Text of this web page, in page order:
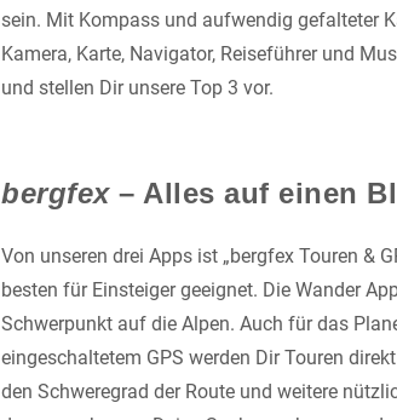
sein. Mit Kompass und aufwendig gefalteter
Kamera, Karte, Navigator, Reiseführer und
und stellen Dir unsere Top 3 vor.
bergfex– Alles auf einen
Von unseren drei Apps ist „bergfex Touren &
besten für Einsteiger geeignet. Die Wander
Schwerpunkt auf die Alpen. Auch für das
eingeschaltetem GPS werden Dir Touren
den Schweregrad der Route und weitere